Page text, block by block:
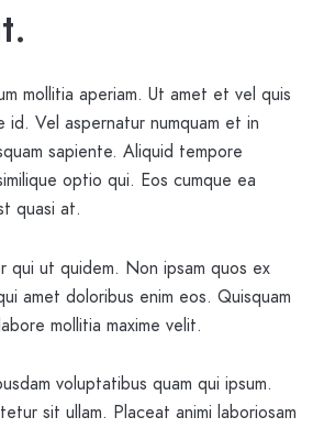
mollitia aperiam. Ut amet et vel quis
id. Vel aspernatur numquam et in
sapiente. Aliquid tempore
optio qui. Eos cumque ea
quasi at.
qui ut quidem. Non ipsam quos ex
amet doloribus enim eos. Quisquam
mollitia maxime velit.
voluptatibus quam qui ipsum.
sit ullam. Placeat animi laboriosam